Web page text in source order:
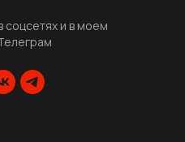
соцсетях и в моем